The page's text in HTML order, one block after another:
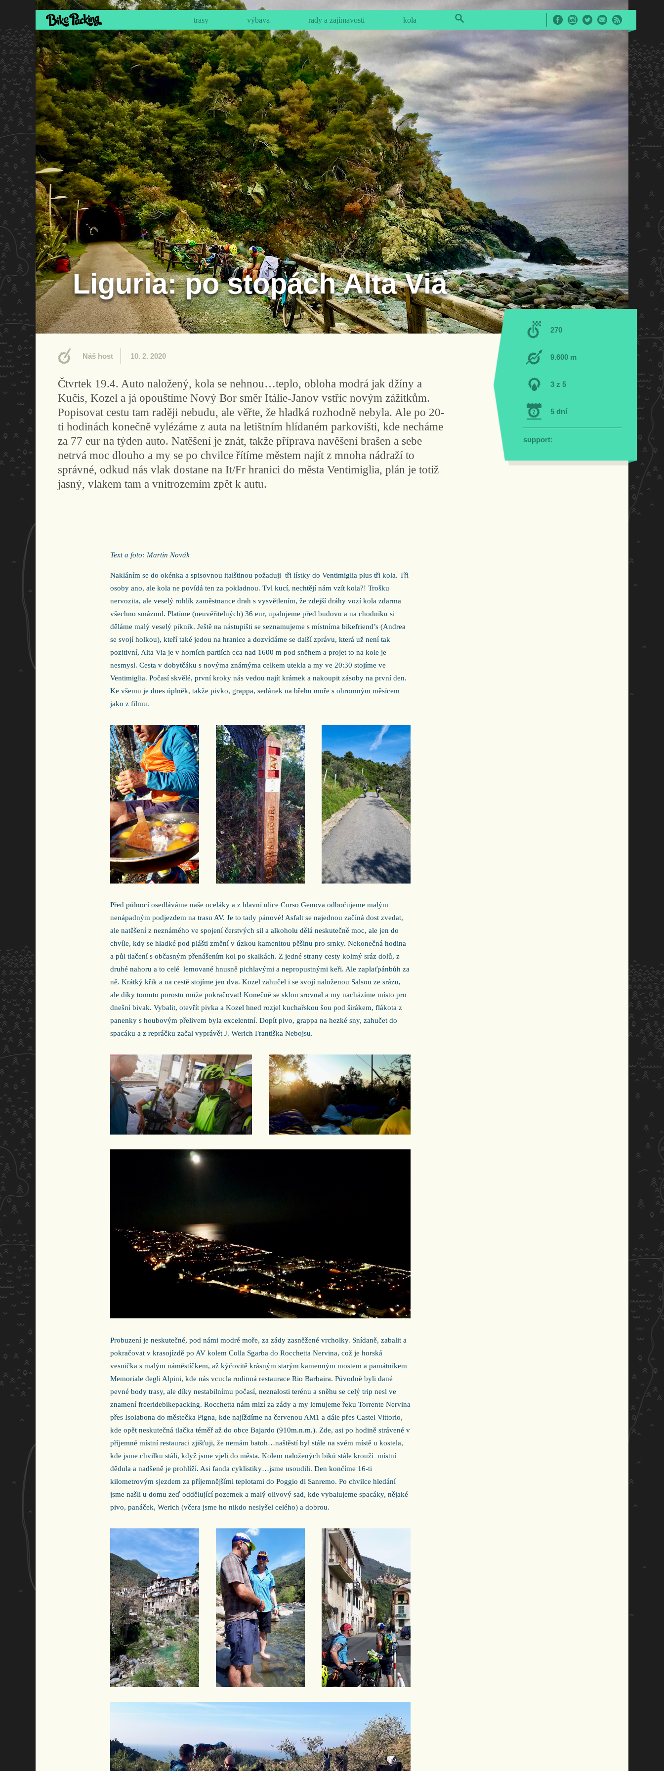
trasy výbava rady a zajímavosti kola
Liguria: po stopách Alta Via
Náš host 10. 2. 2020
Čtvrtek 19.4. Auto naložený, kola se nehnou…teplo, obloha modrá jak džíny a
Kučis, Kozel a já opouštíme Nový Bor směr Itálie-Janov vstříc novým zážitkům.
Popisovat cestu tam raději nebudu, ale věřte, že hladká rozhodně nebyla. Ale po 20-
ti hodinách konečně vylézáme z auta na letištním hlídaném parkovišti, kde necháme
za 77 eur na týden auto. Natěšení je znát, takže příprava navěšení brašen a sebe
netrvá moc dlouho a my se po chvilce řítíme městem najít z mnoha nádraží to
správné, odkud nás vlak dostane na It/Fr hranici do města Ventimiglia, plán je totiž
jasný, vlakem tam a vnitrozemím zpět k autu.
Text a foto: Martin Novák
Nakláním se do okénka a spisovnou italštinou požaduji tři lístky do Ventimiglia plus tři kola. Tři
osoby ano, ale kola ne povídá ten za pokladnou. Tvl kucí, nechtějí nám vzít kola?! Trošku
nervozita, ale veselý rohlík zaměstnance drah s vysvětlením, že zdejší dráhy vozí kola zdarma
všechno smáznul. Platíme (neuvěřitelných) 36 eur, upalujeme před budovu a na chodníku si
děláme malý veselý piknik. Ještě na nástupišti se seznamujeme s místníma bikefriend’s (Andrea
se svojí holkou), kteří také jedou na hranice a dozvídáme se další zprávu, která už není tak
pozitivní, Alta Via je v horních partiích cca nad 1600 m pod sněhem a projet to na kole je
nesmysl. Cesta v dobytčáku s novýma známýma celkem utekla a my ve 20:30 stojíme ve
Ventimiglia. Počasí skvělé, první kroky nás vedou najít krámek a nakoupit zásoby na první den.
Ke všemu je dnes úplněk, takže pivko, grappa, sedánek na břehu moře s ohromným měsícem
jako z filmu.
Před půlnocí osedláváme naše oceláky a z hlavní ulice Corso Genova odbočujeme malým
nenápadným podjezdem na trasu AV. Je to tady pánové! Asfalt se najednou začíná dost zvedat,
ale natěšení z neznámého ve spojení čerstvých sil a alkoholu dělá neskutečně moc, ale jen do
chvíle, kdy se hladké pod plášti změní v úzkou kamenitou pěšinu pro srnky. Nekonečná hodina
a půl tlačení s občasným přenášením kol po skalkách. Z jedné strany cesty kolmý sráz dolů, z
druhé nahoru a to celé lemované hnusně pichlavými a nepropustnými keři. Ale zaplaťpánbůh za
ně. Krátký křik a na cestě stojíme jen dva. Kozel zahučel i se svojí naloženou Salsou ze srázu,
ale díky tomuto porostu může pokračovat! Konečně se sklon srovnal a my nacházíme místo pro
dnešní bivak. Vybalit, otevřít pivka a Kozel hned rozjel kuchařskou šou pod širákem, flákota z
panenky s houbovým přelivem byla excelentní. Dopít pivo, grappa na hezké sny, zahučet do
spacáku a z repráčku začal vyprávět J. Werich Františka Nebojsu.
Probuzení je neskutečné, pod námi modré moře, za zády zasněžené vrcholky. Snídaně, zabalit a
pokračovat v krasojízdě po AV kolem Colla Sgarba do Rocchetta Nervina, což je horská
vesnička s malým náměstíčkem, až kýčovitě krásným starým kamenným mostem a památníkem
Memoriale degli Alpini, kde nás vcucla rodinná restaurace Rio Barbaira. Původně byli dané
pevné body trasy, ale díky nestabilnímu počasí, neznalosti terénu a sněhu se celý trip nesl ve
znamení freeridebikepacking. Rocchetta nám mizí za zády a my lemujeme řeku Torrente Nervina
přes Isolabona do městečka Pigna, kde najíždíme na červenou AM1 a dále přes Castel Vittorio,
kde opět neskutečná tlačka téměř až do obce Bajardo (910m.n.m.). Zde, asi po hodině strávené v
příjemné místní restauraci zjišťuji, že nemám batoh…naštěstí byl stále na svém místě u kostela,
kde jsme chvilku stáli, když jsme vjeli do města. Kolem naložených biků stále krouží místní
dědula a nadšeně je prohlíží. Asi fanda cyklistiky…jsme usoudili. Den končíme 16-ti
kilometrovým sjezdem za příjemnějšími teplotami do Poggio di Sanremo. Po chvilce hledání
jsme našli u domu zeď oddělující pozemek a malý olivový sad, kde vybalujeme spacáky, nějaké
pivo, panáček, Werich (včera jsme ho nikdo neslyšel celého) a dobrou.
270
9.600 m
3 z 5
5 dní
support: